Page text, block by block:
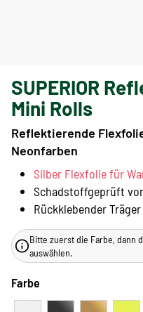
SUPERIOR
Mini Rolls
Reflektierende
Neonfarben
Silber Flexfolie für
Schadstoffgeprüft
Rückklebender Träger
Bitte zuerst die Farbe, dann
auswählen.
Farbe